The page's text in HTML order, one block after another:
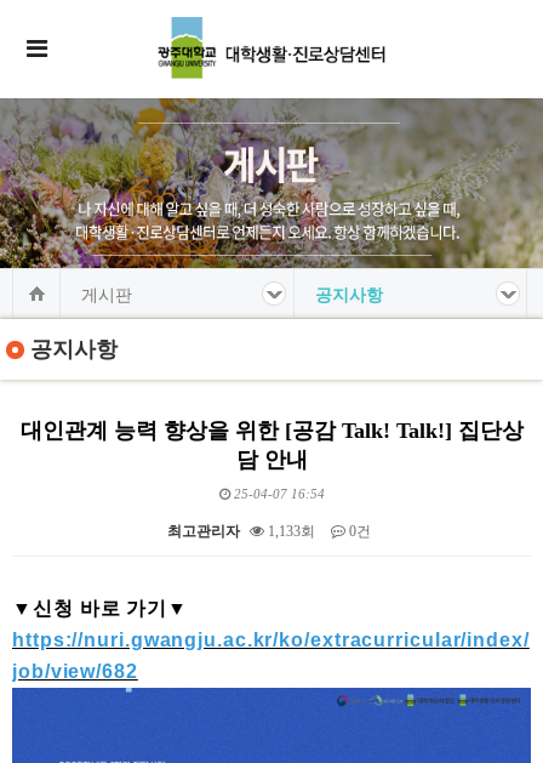
게시판 공지사항
공지사항
대인관계 능력 향상을 위한 [공감 Talk! Talk!] 집단상
담 안내
25-04-07 16:54
최고관리자 1,133회 0건
▼신청 바로 가기▼
https://nuri.gwangju.ac.kr/ko/extracurricular/index/
job/view/682